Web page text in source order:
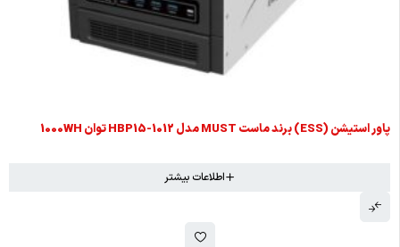
پاور استیشن (ESS) برند ماست MUST مدل HBP15-1012 توان 1000WH
اطلاعات بیشتر